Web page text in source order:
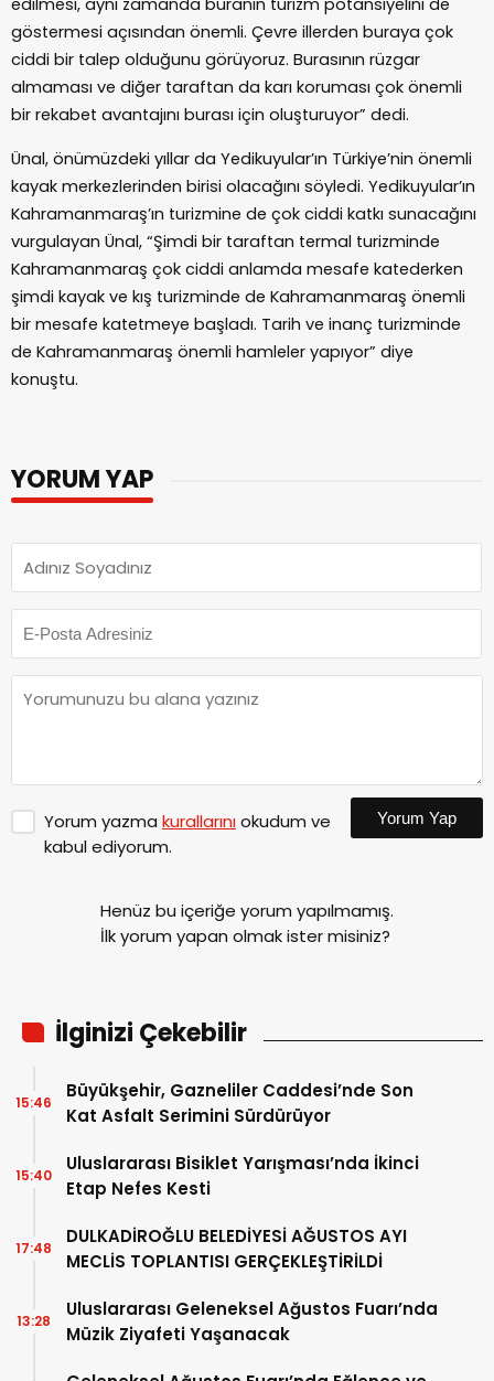
edilmesi, aynı zamanda buranın turizm potansiyelini de
göstermesi açısından önemli. Çevre illerden buraya çok
ciddi bir talep olduğunu görüyoruz. Burasının rüzgar
almaması ve diğer taraftan da karı koruması çok önemli
bir rekabet avantajını burası için oluşturuyor” dedi.
Ünal, önümüzdeki yıllar da Yedikuyular’ın Türkiye’nin önemli
kayak merkezlerinden birisi olacağını söyledi. Yedikuyular’ın
Kahramanmaraş’ın turizmine de çok ciddi katkı sunacağını
vurgulayan Ünal, “Şimdi bir taraftan termal turizminde
Kahramanmaraş çok ciddi anlamda mesafe katederken
şimdi kayak ve kış turizminde de Kahramanmaraş önemli
bir mesafe katetmeye başladı. Tarih ve inanç turizminde
de Kahramanmaraş önemli hamleler yapıyor” diye
konuştu.
YORUM YAP
Yorum yazma kurallarınıokudum ve
kabul ediyorum.
Yorum Yap
Henüz bu içeriğe yorum yapılmamış.
İlk yorum yapan olmak ister misiniz?
İlginizi Çekebilir
Büyükşehir, Gazneliler Caddesi’nde Son
Kat Asfalt Serimini Sürdürüyor
15:46
Uluslararası Bisiklet Yarışması’nda İkinci
Etap Nefes Kesti
15:40
DULKADİROĞLU BELEDİYESİ AĞUSTOS AYI
MECLİS TOPLANTISI GERÇEKLEŞTİRİLDİ
17:48
Uluslararası Geleneksel Ağustos Fuarı’nda
Müzik Ziyafeti Yaşanacak
13:28